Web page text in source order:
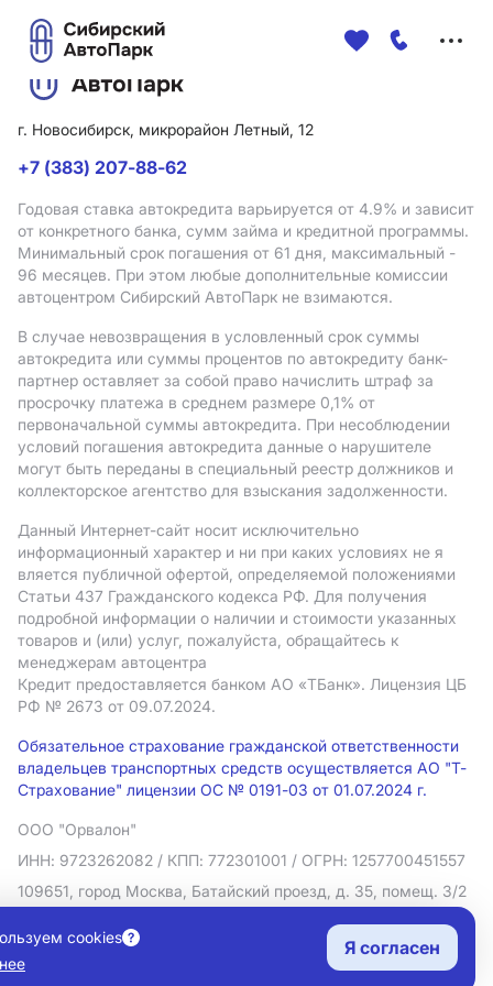
г. Новосибирск, микрорайон Летный, 12
+7 (383) 207-88-62
Годовая ставка автокредита варьируется от 4.9% и зависит
от конкретного банка, сумм займа и кредитной программы.
Минимальный срок погашения от 61 дня, максимальный -
96 месяцев. При этом любые дополнительные комиссии
автоцентром Сибирский АвтоПарк не взимаются.
В случае невозвращения в условленный срок суммы
автокредита или суммы процентов по автокредиту банк-
партнер оставляет за собой право начислить штраф за
просрочку платежа в среднем размере 0,1% от
первоначальной суммы автокредита. При несоблюдении
условий погашения автокредита данные о нарушителе
могут быть переданы в специальный реестр должников и
коллекторское агентство для взыскания задолженности.
Данный Интернет-сайт носит исключительно
информационный характер и ни при каких условиях не я
вляется публичной офертой, определяемой положениями
Статьи 437 Гражданского кодекса РФ. Для получения
подробной информации о наличии и стоимости указанных
товаров и (или) услуг, пожалуйста, обращайтесь к
менеджерам автоцентра
Кредит предоставляется банком АO «ТБанк». Лицензия ЦБ
РФ № 2673 от 09.07.2024.
Обязательное страхование гражданской ответственности
владельцев транспортных средств осуществляется АО "Т-
Страхование" лицензии ОС № 0191-03 от 01.07.2024 г.
ООО "Орвалон"
ИНН: 9723262082 / КПП: 772301001 / ОГРН: 1257700451557
109651, город Москва, Батайский проезд, д. 35, помещ. 3/2
Политика в отношении обработки персональных данных
Согласие на рекламную рассылку
Правовая информация
cookies
Я согласен